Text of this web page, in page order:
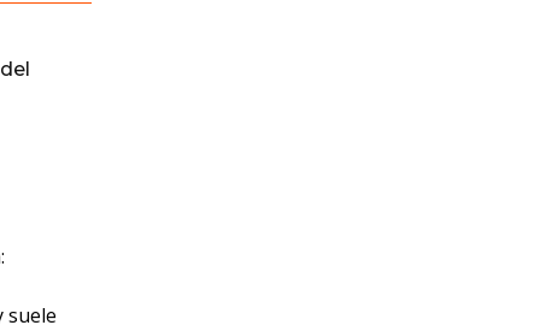
suele